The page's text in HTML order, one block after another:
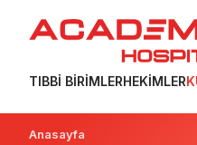
TIBBI BIRIMLERHEKIMLER
Anasayfa